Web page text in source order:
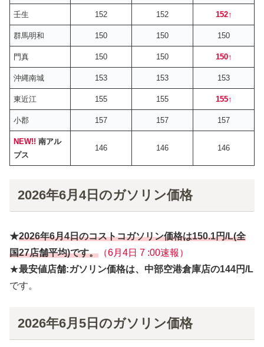
壬生 152 152 152↑
群馬明和 150 150 150
門真 150 150 150↑
沖縄南城 153 153 153
東近江 155 155 155↑
小郡 157 157 157
NEW!! 南アル
プス
146 146 146
2026年6月4日のガソリン価格
★2026年6月4日のコストコガソリン価格は150.1円/L(全
国27店舗平均)です。 （6月4日 7 :00速報）
★最安値店舗:ガソリン価格は、中部空港倉庫店の144円/L
です。
2026年6月5日のガソリン価格